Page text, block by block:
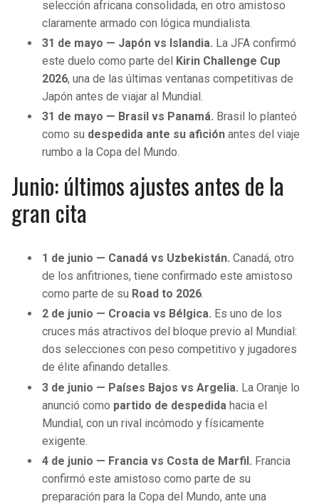
selección africana consolidada, en otro amistoso
claramente armado con lógica mundialista.
31 de mayo — Japón vs Islandia. La JFA confirmó
este duelo como parte del Kirin Challenge Cup
2026, una de las últimas ventanas competitivas de
Japón antes de viajar al Mundial.
31 de mayo — Brasil vs Panamá. Brasil lo planteó
como su despedida ante su afición antes del viaje
rumbo a la Copa del Mundo.
Junio: últimos ajustes antes de la
gran cita
1 de junio — Canadá vs Uzbekistán. Canadá, otro
de los anfitriones, tiene confirmado este amistoso
como parte de su Road to 2026.
2 de junio — Croacia vs Bélgica. Es uno de los
cruces más atractivos del bloque previo al Mundial:
dos selecciones con peso competitivo y jugadores
de élite afinando detalles.
3 de junio — Países Bajos vs Argelia. La Oranje lo
anunció como partido de despedida hacia el
Mundial, con un rival incómodo y físicamente
exigente.
4 de junio — Francia vs Costa de Marfil. Francia
confirmó este amistoso como parte de su
preparación para la Copa del Mundo, ante una